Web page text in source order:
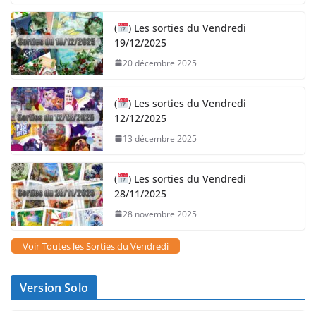
(
) Les sorties du Vendredi
19/12/2025
20 décembre 2025
(
) Les sorties du Vendredi
12/12/2025
13 décembre 2025
(
) Les sorties du Vendredi
28/11/2025
28 novembre 2025
Voir Toutes les Sorties du Vendredi
Version Solo